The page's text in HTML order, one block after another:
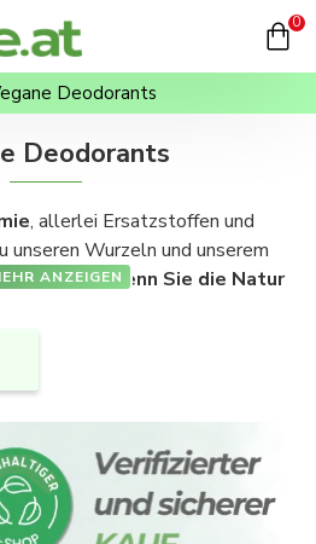
0
Deodorants
Deodorants
, allerlei Ersatzstoffen und
unseren Wurzeln und unserem
zurück.Wenn Sie die Natur
Kosmetik bestens zurecht, die
auch jeden von Ihnen zufrieden
das Schwitzen und damit die
Stoffen aus dem
Körpergeruch, indem es
die diesen Geruch